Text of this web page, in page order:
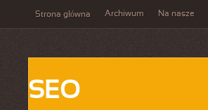
Strona główna Archiwum Na nasze
SEO